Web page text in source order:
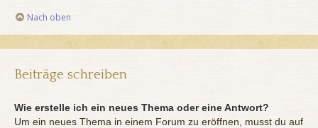
Nach oben
Beiträge schreiben
Wie erstelle ich ein neues Thema oder eine Antwort?
Um ein neues Thema in einem Forum zu eröffnen, musst du auf